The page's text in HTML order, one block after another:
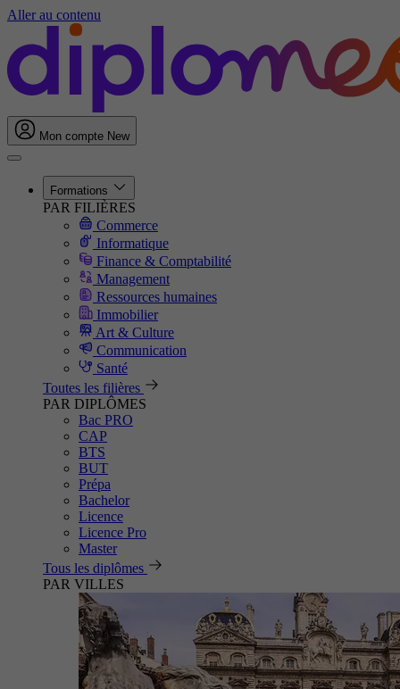
Aller au contenu
Mon compte New
Formations
PAR FILIÈRES
Commerce
Informatique
Finance & Comptabilité
Management
Ressources humaines
Immobilier
Art & Culture
Communication
Santé
Toutes les filières
PAR DIPLÔMES
Bac PRO
CAP
BTS
BUT
Prépa
Bachelor
Licence
Licence Pro
Master
Tous les diplômes
PAR VILLES